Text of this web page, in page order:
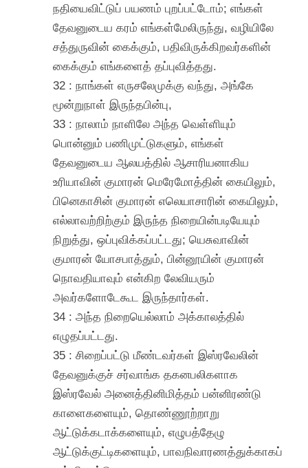
நதியைவிட்டுப் பயணம் புறப்பட்டோம்; எங்கள்
தேவனுடைய கரம் எங்கள்மேலிருந்து, வழியிலே
சத்துருவின் கைக்கும், பதிவிருக்கிறவர்களின்
கைக்கும் எங்களைத் தப்புவித்தது.
32 : நாங்கள் எருசலேமுக்கு வந்து, அங்கே
மூன்றுநாள் இருந்தபின்பு,
33 : நாலாம் நாளிலே அந்த வெள்ளியும்
பொன்னும் பணிமுட்டுகளும், எங்கள்
தேவனுடைய ஆலயத்தில் ஆசாரியனாகிய
உரியாவின் குமாரன் மெரேமோத்தின் கையிலும்,
பினெகாசின் குமாரன் எலெயாசாரின் கையிலும்,
எல்லாவற்றிற்கும் இருந்த நிறையின்படியேயும்
நிறுத்து, ஒப்புவிக்கப்பட்டது; யெசுவாவின்
குமாரன் யோசபாத்தும், பின்னூயின் குமாரன்
நொவதியாவும் என்கிற லேவியரும்
அவர்களோடேகூட இருந்தார்கள்.
34 : அந்த நிறையெல்லாம் அக்காலத்தில்
எழுதப்பட்டது.
35 : சிறைப்பட்டு மீண்டவர்கள் இஸ்ரவேலின்
தேவனுக்குச் சர்வாங்க தகனபலிகளாக
இஸ்ரவேல் அனைத்தினிமித்தம் பன்னிரண்டு
காளைகளையும், தொண்ணூற்றாறு
ஆட்டுக்கடாக்களையும், எழுபத்தேழு
ஆட்டுக்குட்டிகளையும், பாவநிவாரணத்துக்காகப்